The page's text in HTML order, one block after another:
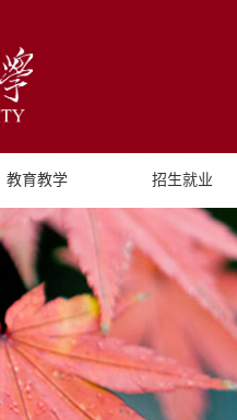
教育教学 招生就业